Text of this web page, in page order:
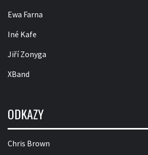
Ewa Farna
Iné Kafe
Jiří Zonyga
XBand
ODKAZY
Chris Brown